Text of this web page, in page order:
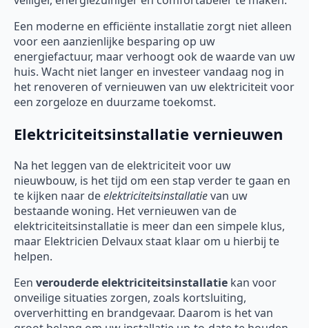
Een moderne en efficiënte installatie zorgt niet alleen
voor een aanzienlijke besparing op uw
energiefactuur, maar verhoogt ook de waarde van uw
huis. Wacht niet langer en investeer vandaag nog in
het renoveren of vernieuwen van uw elektriciteit voor
een zorgeloze en duurzame toekomst.
Elektriciteitsinstallatie vernieuwen
Na het leggen van de elektriciteit voor uw
nieuwbouw, is het tijd om een stap verder te gaan en
te kijken naar deelektriciteitsinstallatievan uw
bestaande woning. Het vernieuwen van de
elektriciteitsinstallatie is meer dan een simpele klus,
maar Elektricien Delvaux staat klaar om u hierbij te
helpen.
Een verouderde elektriciteitsinstallatie kan voor
onveilige situaties zorgen, zoals kortsluiting,
oververhitting en brandgevaar. Daarom is het van